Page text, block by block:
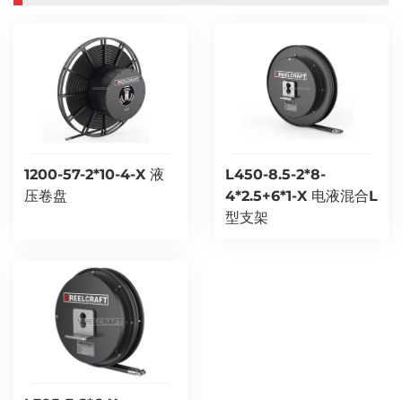
1200-57-2*10-4-X 液
压卷盘
L450-8.5-2*8-
4*2.5+6*1-X 电液混合L
型支架